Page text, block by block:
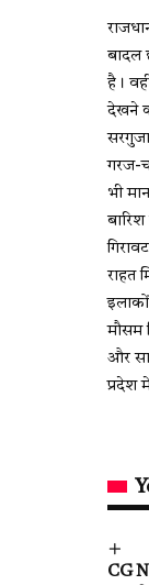
बादल
है।
देखने
गरज-
भी
राहत
मौसम
और
प्रदेश
CG